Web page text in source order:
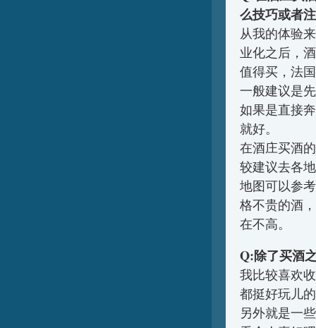
么技巧或者
从我的体验
业化之后，
值得买，法
一般建议是
如果是直接
就好。
在酒庄买酒
较建议去各
地图可以参
格不贵的酒
在不高。
Q:除了买酒
我比较喜欢
都挺好玩儿
另外就是一